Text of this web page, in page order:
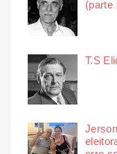
(parte
T.S